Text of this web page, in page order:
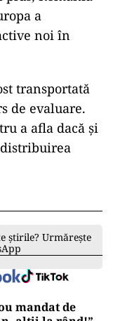
a
noi în
transportată
de evaluare.
a afla dacă și
știrile? Urmărește
mandat de